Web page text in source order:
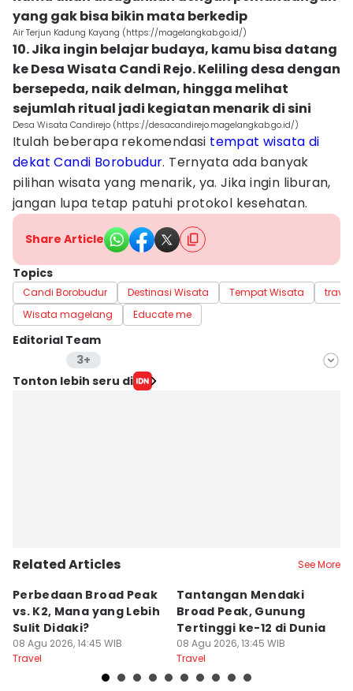
yang gak bisa bikin mata berkedip
Air Terjun Kadung Kayang (https://magelangkab.go.id/)
10. Jika ingin belajar budaya, kamu bisa datang
ke Desa Wisata Candi Rejo. Keliling desa dengan
bersepeda, naik delman, hingga melihat
sejumlah ritual jadi kegiatan menarik di sini
Desa Wisata Candirejo (https://desacandirejo.magelangkab.go.id/)
Itulah beberapa rekomendasi tempat wisata di
dekat Candi Borobudur. Ternyata ada banyak
pilihan wisata yang menarik, ya. Jika ingin liburan,
jangan lupa tetap patuhi protokol kesehatan.
Share Article
Topics
Candi Borobudur Destinasi Wisata Tempat Wisata
Wisata magelang
Educate me
Editorial Team
3+
Editor
Tonton lebih seru di
Related Articles See More
Perbedaan Broad Peak
vs. K2, Mana yang Lebih
Sulit Didaki?
08 Agu 2026, 14:45 WIB
Travel
Tantangan Mendaki
Broad Peak, Gunung
Tertinggi ke-12 di Dunia
08 Agu 2026, 13:45 WIB
Travel